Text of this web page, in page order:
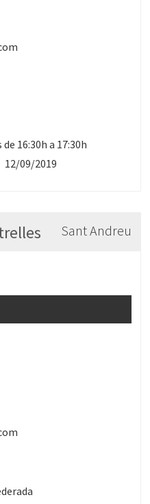
16:30h a 17:30h
12/09/2019
Sant Andreu